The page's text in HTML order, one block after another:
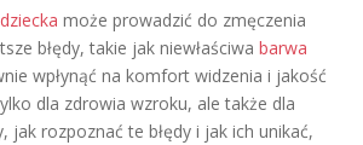
może prowadzić do zmęczenia
błędy, takie jak niewłaściwa barwa
wpłynąć na komfort widzenia i jakość
dla zdrowia wzroku, ale także dla
rozpoznać te błędy i jak ich unikać,